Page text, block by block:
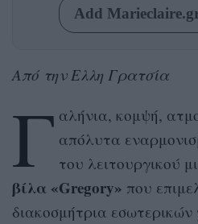
Add
Από την Ελλη Γρατσία
Γ αλήνια, κομψή,
απόλυτα
του λειτουργικού
βίλα «Gregory» που
διακοσμήτρια